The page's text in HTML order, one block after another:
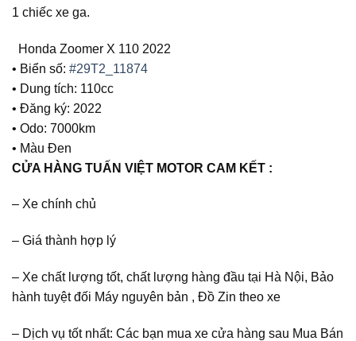
1 chiếc xe ga.
Honda Zoomer X 110 2022
• Biển số: #29T2_11874
• Dung tích: 110cc
• Đăng ký: 2022
• Odo: 7000km
• Màu Đen
CỬA HÀNG TUẤN VIỆT MOTOR CAM KẾT :
– Xe chính chủ
– Giá thành hợp lý
– Xe chất lượng tốt, chất lượng hàng đầu tại Hà Nội, Bảo
hành tuyệt đối Máy nguyên bản , Đồ Zin theo xe
– Dịch vụ tốt nhất: Các bạn mua xe cửa hàng sau Mua Bán